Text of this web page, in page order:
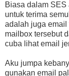
Biasa dalam
untuk terima
adalah juga email
mailbox tersebut
cuba lihat email
Aku jumpa
gunakan email